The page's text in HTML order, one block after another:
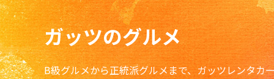
ガッツのグルメ
B級グルメから正統派グルメまで、ガッツレンタカ